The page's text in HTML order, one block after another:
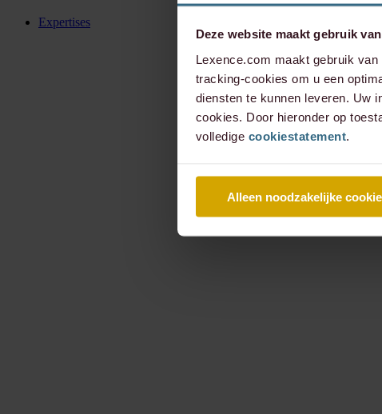
Deze website maakt gebruik
Lexence.com maakt gebruik
tracking-cookies om u een
diensten te kunnen leveren. Uw
cookies. Door hieronder op
volledige cookiestatement.
Alleen noodzakelijke
Expertises